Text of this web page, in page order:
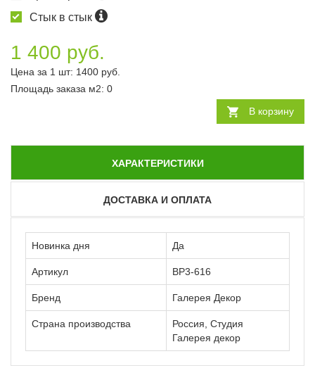
Стык в стык
1 400 руб.
Цена за 1 шт: 1400 руб.
Площадь заказа м2: 0
В корзину
ХАРАКТЕРИСТИКИ
ДОСТАВКА И ОПЛАТА
Новинка дня Да
Артикул ВР3-616
Бренд Галерея Декор
Страна производства
Россия, Студия
Галерея декор